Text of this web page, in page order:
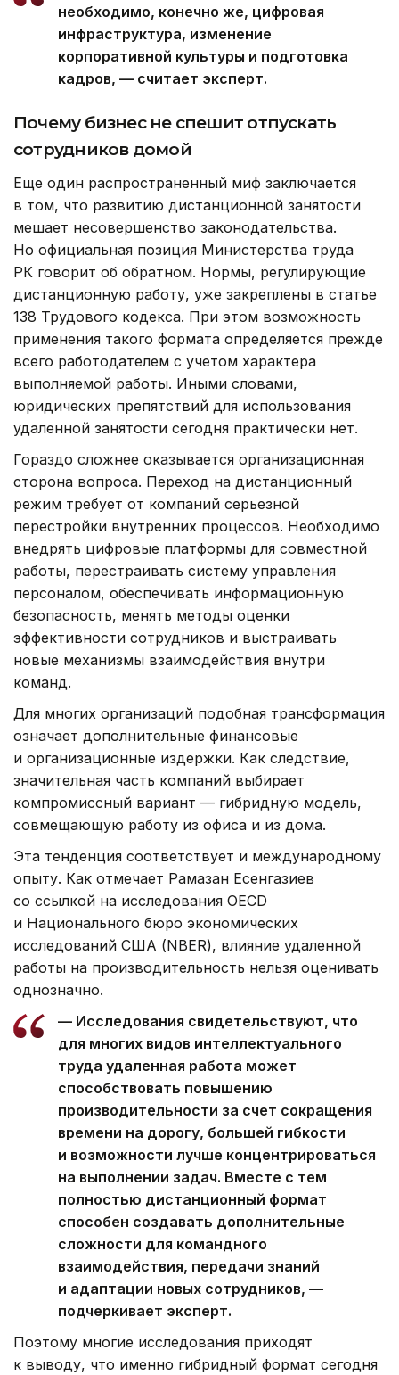
необходимо, конечно же, цифровая
инфраструктура, изменение
корпоративной культуры и подготовка
кадров, — считает эксперт.
Почему бизнес не спешит отпускать
сотрудников домой
Еще один распространенный миф заключается
в том, что развитию дистанционной занятости
мешает несовершенство законодательства.
Но официальная позиция Министерства труда
РК говорит об обратном. Нормы, регулирующие
дистанционную работу, уже закреплены в статье
138 Трудового кодекса. При этом возможность
применения такого формата определяется прежде
всего работодателем с учетом характера
выполняемой работы. Иными словами,
юридических препятствий для использования
удаленной занятости сегодня практически нет.
Гораздо сложнее оказывается организационная
сторона вопроса. Переход на дистанционный
режим требует от компаний серьезной
перестройки внутренних процессов. Необходимо
внедрять цифровые платформы для совместной
работы, перестраивать систему управления
персоналом, обеспечивать информационную
безопасность, менять методы оценки
эффективности сотрудников и выстраивать
новые механизмы взаимодействия внутри
команд.
Для многих организаций подобная трансформация
означает дополнительные финансовые
и организационные издержки. Как следствие,
значительная часть компаний выбирает
компромиссный вариант — гибридную модель,
совмещающую работу из офиса и из дома.
Эта тенденция соответствует и международному
опыту. Как отмечает Рамазан Есенгазиев
со ссылкой на исследования OECD
и Национального бюро экономических
исследований США (NBER), влияние удаленной
работы на производительность нельзя оценивать
однозначно.
— Исследования свидетельствуют, что
для многих видов интеллектуального
труда удаленная работа может
способствовать повышению
производительности за счет сокращения
времени на дорогу, большей гибкости
и возможности лучше концентрироваться
на выполнении задач. Вместе с тем
полностью дистанционный формат
способен создавать дополнительные
сложности для командного
взаимодействия, передачи знаний
и адаптации новых сотрудников, —
подчеркивает эксперт.
Поэтому многие исследования приходят
к выводу, что именно гибридный формат сегодня